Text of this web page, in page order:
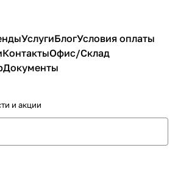
УслугиБлогУсловия оплаты
КонтактыОфис/Склад
Документы
и акции